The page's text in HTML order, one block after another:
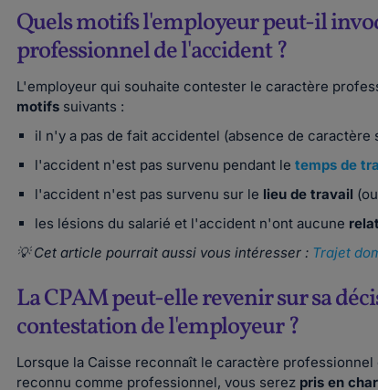
Quels motifs l'employeur peut-il
professionnel de l'accident ?
L'employeur qui souhaite contester le caractère
motifs suivants :
il n'y a pas de fait accidentel (absence de caractère
l'accident n'est pas survenu pendant letemps de
l'accident n'est pas survenu sur le lieu de travail
les lésions du salarié et l'accident n'ont aucune
💡 Cet article pourrait aussi vous intéresser : Trajet
La CPAM peut-elle revenir sur sa
contestation de l'employeur ?
Lorsque la Caisse reconnaît le caractère
reconnu comme professionnel, vous serez pris en